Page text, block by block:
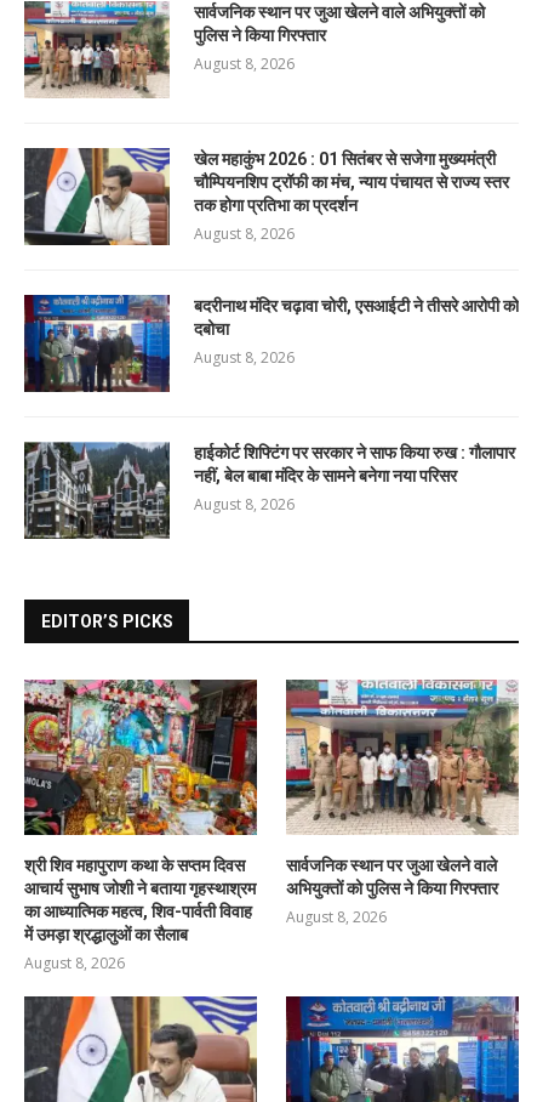
सार्वजनिक स्थान पर जुआ खेलने वाले अभियुक्तों को
पुलिस ने किया गिरफ्तार
August 8, 2026
खेल महाकुंभ 2026 : 01 सितंबर से सजेगा मुख्यमंत्री
चौम्पियनशिप ट्रॉफी का मंच, न्याय पंचायत से राज्य स्तर
तक होगा प्रतिभा का प्रदर्शन
August 8, 2026
बदरीनाथ मंदिर चढ़ावा चोरी, एसआईटी ने तीसरे आरोपी को
दबोचा
August 8, 2026
हाईकोर्ट शिफ्टिंग पर सरकार ने साफ किया रुख : गौलापार
नहीं, बेल बाबा मंदिर के सामने बनेगा नया परिसर
August 8, 2026
EDITOR’S PICKS
श्री शिव महापुराण कथा के सप्तम दिवस
आचार्य सुभाष जोशी ने बताया गृहस्थाश्रम
का आध्यात्मिक महत्व, शिव-पार्वती विवाह
में उमड़ा श्रद्धालुओं का सैलाब
August 8, 2026
सार्वजनिक स्थान पर जुआ खेलने वाले
अभियुक्तों को पुलिस ने किया गिरफ्तार
August 8, 2026